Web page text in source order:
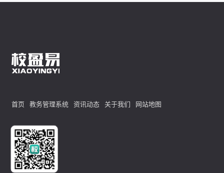
首页 教务管理系统 资讯动态 关于我们 网站地图